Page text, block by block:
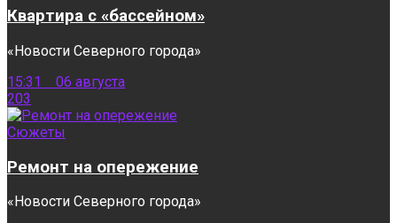
Квартира с «бассейном»
«Новости Северного города»
15:31 06 августа
203
Сюжеты
Ремонт на опережение
«Новости Северного города»